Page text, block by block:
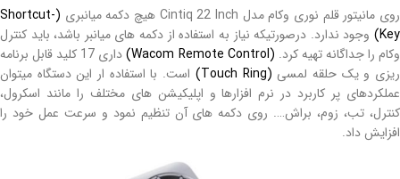
روی مانیتور قلم نوری وکام مدل Cintiq 22 Inch هیچ دکمه میانبری
(Shortcut-
Key) وجود ندارد. درصورتیکه نیاز به استفاده از دکمه های میانبر باشد، باید کنترل
وکام را جداگانه تهیه کرد. (Wacom Remote Control)
داری 17 کلید قابل برنامه
ریزی و یک حلقه لمسی (Touch Ring)
است. با استفاده ار این دستگاه میتوان
عملکردهای پر کاربرد در نرم افزارها و اپلیکیشن های مختلف را مانند اسکرول،
کنترل، تب، زوم، براش…. روی دکمه های آن تنظیم نمود و سرعت عمل خود را
افزایش داد.